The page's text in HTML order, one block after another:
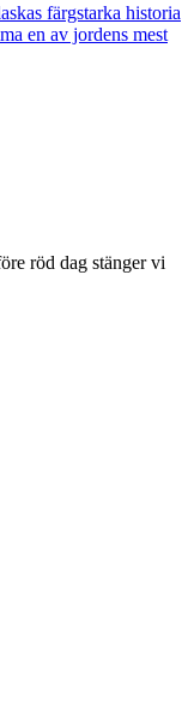
färgstarka historia
en av jordens mest
röd dag stänger vi